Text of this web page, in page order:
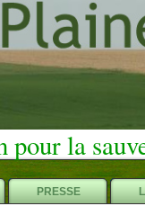
pour la
PRESSE